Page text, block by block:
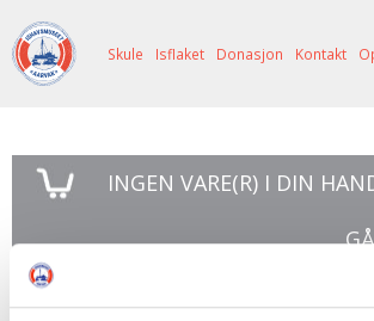
OM OSS
BILDE FRÅ MUSEET
FORTELLINGAR
NETTBUTIKK
Skule Isflaket Donasjon Kontakt
INGEN VARE(R) I DIN